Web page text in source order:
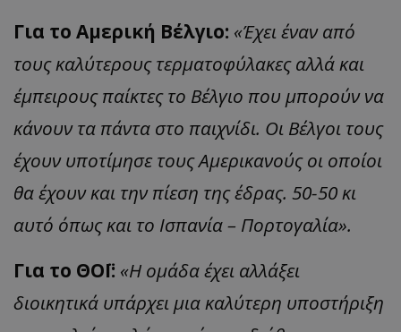
Για το Αμερική Βέλγιο: «Έχει έναν από
τους καλύτερους τερματοφύλακες αλλά και
έμπειρους παίκτες το Βέλγιο που μπορούν να
κάνουν τα πάντα στο παιχνίδι. Οι Βέλγοι τους
έχουν υποτίμησε τους Αμερικανούς οι οποίοι
θα έχουν και την πίεση της έδρας. 50-50 κι
αυτό όπως και το Ισπανία – Πορτογαλία».
Για το ΘΟΪ: «Η ομάδα έχει αλλάξει
διοικητικά υπάρχει μια καλύτερη υποστήριξη